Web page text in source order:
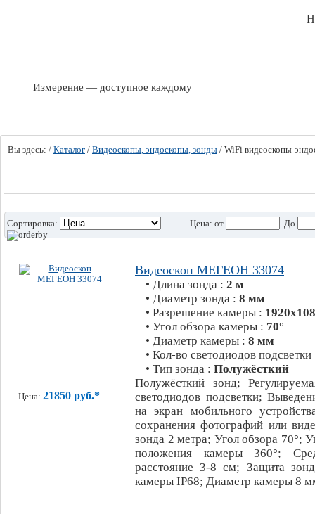
Измерение — доступное каждому
Вы здесь: / Каталог / Видеоскопы, эндоскопы, зонды / WiFi видеоскопы-
Сортировка: Цена: от До
Цена: 21850 руб.*
Видеоскоп МЕГЕОН 33074
• Длина зонда : 2 м
• Диаметр зонда : 8 мм
• Разрешение камеры :
• Угол обзора камеры : 70°
• Диаметр камеры : 8 мм
• Кол-во светодиодов
• Тип зонда : Полужёсткий
Полужёсткий зонд;
светодиодов подсветки;
на экран мобильного
сохранения фотографий или
зонда 2 метра; Угол обзора 70°;
положения камеры 360°;
расстояние 3-8 см; Защита
камеры IP68; Диаметр камеры 8